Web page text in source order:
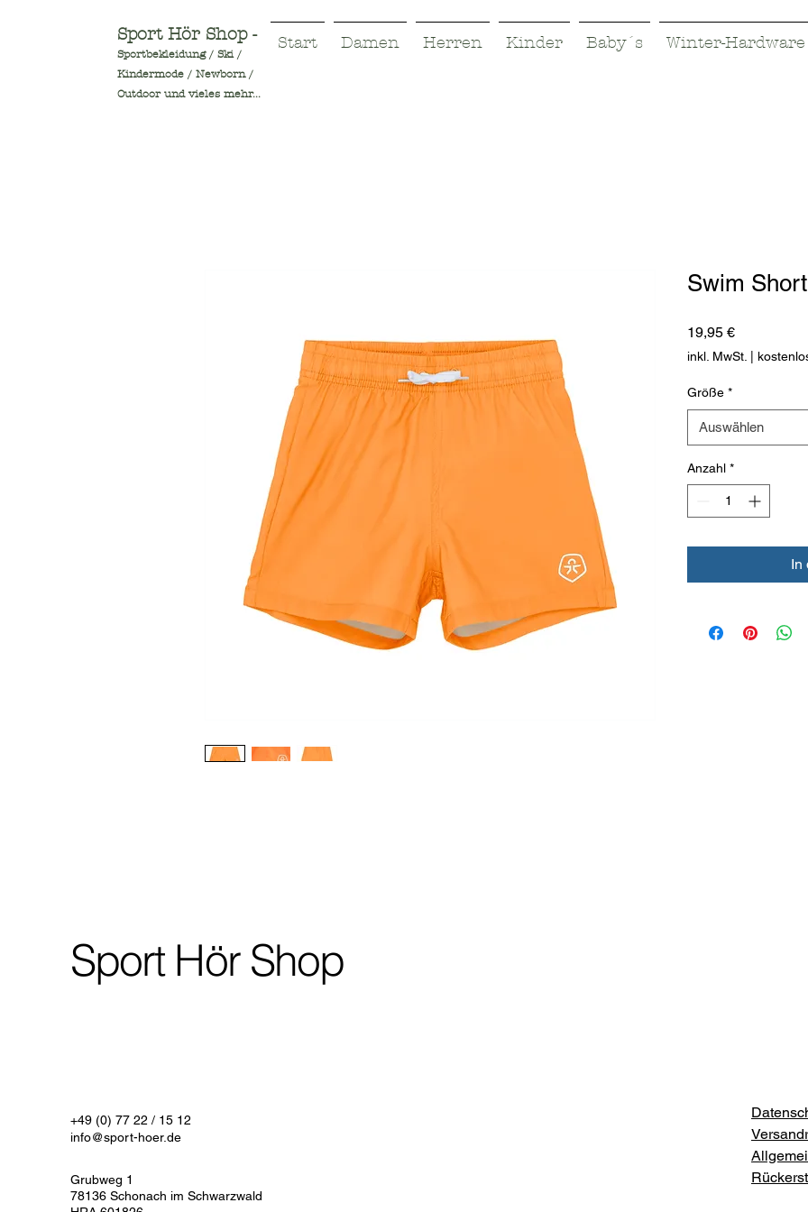
Sport Hör Shop -
Sportbekleidung / Ski /
Kindermode / Newborn /
Outdoor und vieles mehr...
Start Damen Herren Kinder Baby´s Winter-Hardware
Swim
19,95 €Preis
inkl. MwSt.
Größe *
Auswählen
Anzahl *
In
Sport Hör Shop
+49 (0) 77 22 / 15 12
info@sport-hoer.de
Grubweg 1
78136 Schonach im Schwarzwald